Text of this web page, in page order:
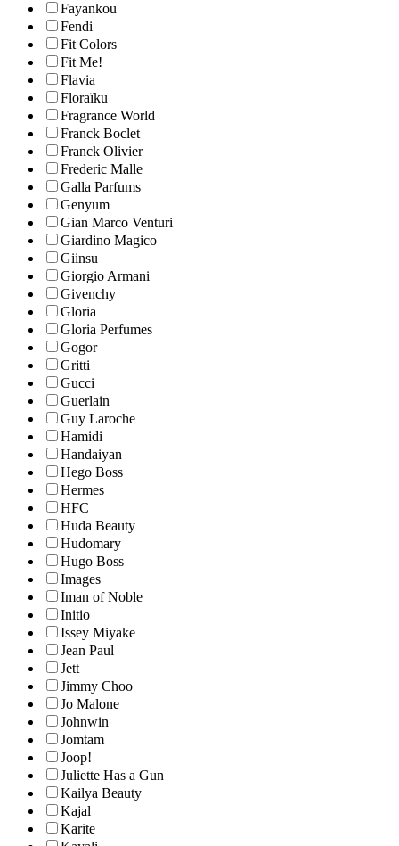
Fayankou
Fendi
Fit Colors
Fit Me!
Flavia
Floraïku
Fragrance World
Franck Boclet
Franck Olivier
Frederic Malle
Galla Parfums
Genyum
Gian Marco Venturi
Giardino Magico
Giinsu
Giorgio Armani
Givenchy
Gloria
Gloria Perfumes
Gogor
Gritti
Gucci
Guerlain
Guy Laroche
Hamidi
Handaiyan
Hego Boss
Hermes
HFC
Huda Beauty
Hudomary
Hugo Boss
Images
Iman of Noble
Initio
Issey Miyake
Jean Paul
Jett
Jimmy Choo
Jo Malone
Johnwin
Jomtam
Joop!
Juliette Has a Gun
Kailya Beauty
Kajal
Karite